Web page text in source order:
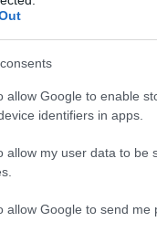
allow Google to enable
identifiers in apps.
allow my user data to be
allow Google to send me
2020